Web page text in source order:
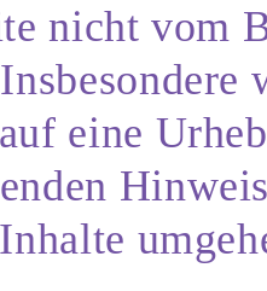
nicht vom
eine